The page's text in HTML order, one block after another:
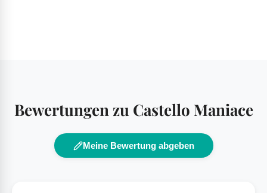
Bewertungen zu Castello Maniace
Meine Bewertung abgeben